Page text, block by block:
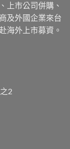
上市公司併購、
及外國企業來台
海外上市募資。
2